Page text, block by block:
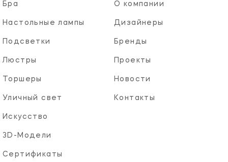
Бра
Настольные лампы
Подсветки
Люстры
Торшеры
Уличный свет
Искусство
3D-Модели
Сертификаты
О компании
Дизайнеры
Бренды
Проекты
Новости
Контакты